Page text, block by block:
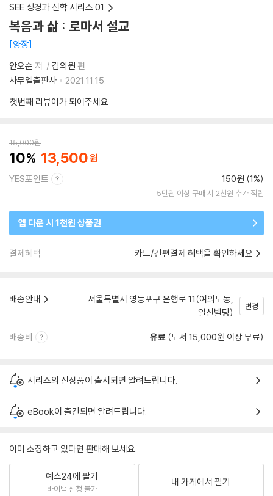
SEE 성경과 신학 시리즈 01
복음과 삶 : 로마서 설교
양장
안오순 저 김의원 편
사무엘출판사
2021.11.15.
첫번째 리뷰어가 되어주세요
15,000원
10 13,500
YES포인트 150원 (1%)
5만원 이상 구매 시 2천원 추가 적립
앱 다운 시 1천원 상품권
결제혜택 카드/간편결제 혜택을 확인하세요
배송안내
서울특별시 영등포구 은행로 11(여의도동,
일신빌딩)
변경
배송비 유료 (도서 15,000원 이상 무료)
시리즈의 신상품이 출시되면 알려드립니다.
eBook이 출간되면 알려드립니다.
이미 소장하고 있다면 판매해 보세요.
예스24에 팔기
바이백 신청 불가
내 가게에서 팔기